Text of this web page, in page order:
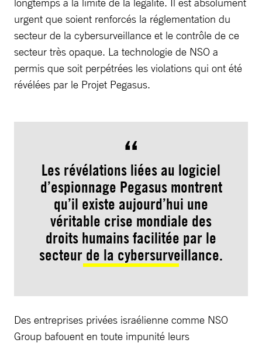
urgent que soient renforcés la réglementation du
secteur de la cybersurveillance et le contrôle de ce
secteur très opaque. La technologie de NSO a
permis que soit perpétrées les violations qui ont été
révélées par le Projet Pegasus.
Les révélations liées au logiciel
d’espionnage Pegasus montrent
qu’il existe aujourd’hui une
véritable crise mondiale des
droits humains facilitée par le
secteur de la cybersurveillance.
Des entreprises privées israélienne comme NSO
Group bafouent en toute impunité leurs